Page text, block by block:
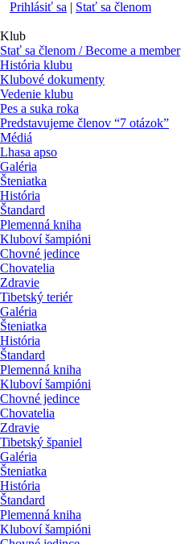
Prihlásiť sa | Stať sa členom
Klub
Stať sa členom / Become a member
História klubu
Klubové dokumenty
Vedenie klubu
Pes a suka roka
Predstavujeme členov “7 otázok”
Médiá
Lhasa apso
Galéria
Šteniatka
História
Štandard
Plemenná kniha
Kluboví šampióni
Chovné jedince
Chovatelia
Zdravie
Tibetský teriér
Galéria
Šteniatka
História
Štandard
Plemenná kniha
Kluboví šampióni
Chovné jedince
Chovatelia
Zdravie
Tibetský španiel
Galéria
Šteniatka
História
Štandard
Plemenná kniha
Kluboví šampióni